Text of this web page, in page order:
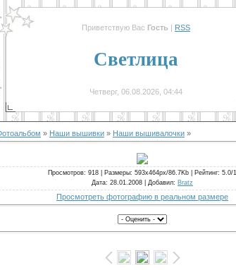
Приветствую Вас Гость | RSS
Светлица
Четверг, 06.08.2026, 04:44
» Наши вышивки » Наши вышивалочки »
Просмотров: 918 | Размеры: 593x464px/86.7Kb | Рейтинг: 5.0/1
Дата: 28.01.2008 | Добавил: Bratz
Просмотреть фотографию в реальном размере